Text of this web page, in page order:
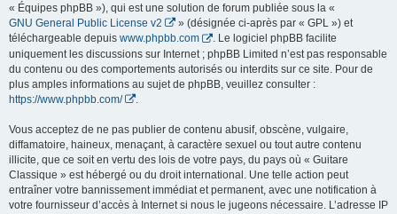
« Équipes phpBB »), qui est une solution de forum publiée sous la «
GNU General Public License v2
» (désignée ci-après par « GPL ») et
téléchargeable depuis www.phpbb.com
. Le logiciel phpBB facilite
uniquement les discussions sur Internet ; phpBB Limited n’est pas responsable
du contenu ou des comportements autorisés ou interdits sur ce site. Pour de
plus amples informations au sujet de phpBB, veuillez consulter :
https://www.phpbb.com/
Vous acceptez de ne pas publier de contenu abusif, obscène, vulgaire,
diffamatoire, haineux, menaçant, à caractère sexuel ou tout autre contenu
illicite, que ce soit en vertu des lois de votre pays, du pays où « Guitare
Classique » est hébergé ou du droit international. Une telle action peut
entraîner votre bannissement immédiat et permanent, avec une notification à
votre fournisseur d’accès à Internet si nous le jugeons nécessaire. L’adresse IP